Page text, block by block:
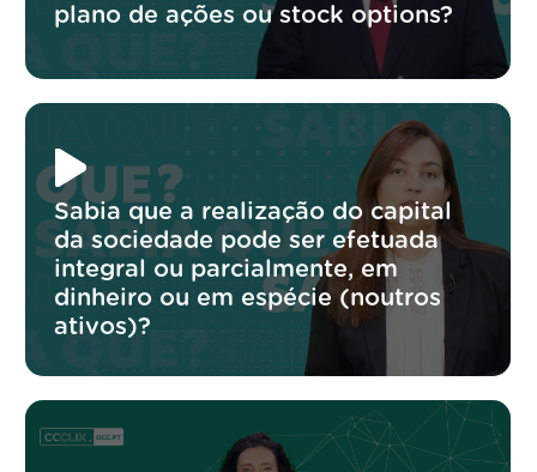
plano de ações ou stock options?
Sabia que a realização do capital
da sociedade pode ser efetuada
integral ou parcialmente, em
dinheiro ou em espécie (noutros
ativos)?